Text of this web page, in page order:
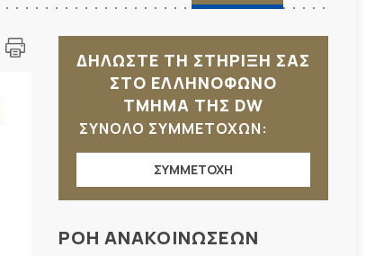
ΔΗΛΩΣΤΕ ΤΗ ΣΤΗΡΙΞΗ ΣΑΣ
ΣΤΟ ΕΛΛΗΝΟΦΩΝΟ
ΤΜΗΜΑ ΤΗΣ DW
ΣΥΝΟΛΟ ΣΥΜΜΕΤΟΧΩΝ:
ΣΥΜΜΕΤΟΧΗ
ΡΟΗ ΑΝΑΚΟΙΝΩΣΕΩΝ